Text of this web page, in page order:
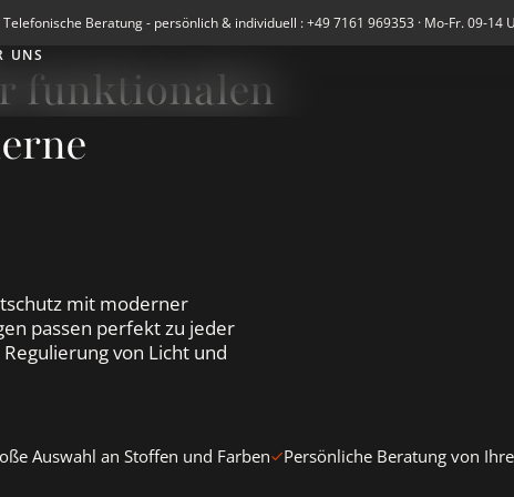
Telefonische Beratung - persönlich & individuell : +49 7161 969353 · Mo-Fr. 09-14
UNS
funktionalen
mit moderner
passen perfekt zu jeder
von Licht und
Auswahl an Stoffen und Farben Persönliche Beratung von